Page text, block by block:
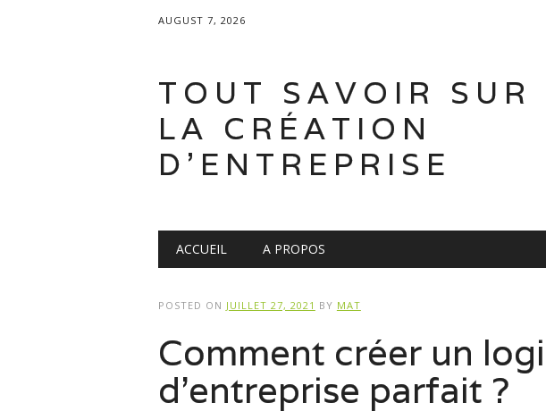
AUGUST 7, 2026
TOUT SAVOIR SUR
LA CRÉATION
D'ENTREPRISE
Main menu
ACCUEIL A PROPOS
POSTED ON JUILLET 27, 2021 BY MAT
Comment créer un
d’entreprise parfait ?